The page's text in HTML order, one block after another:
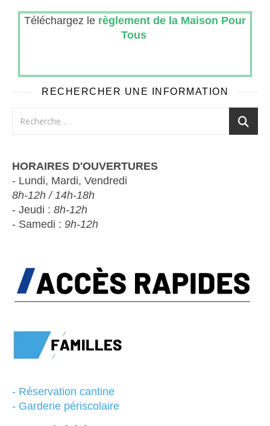
Téléchargez le règ lement de la Maison Pour
Tous
RECHERCHER UNE INFORMATION
HORAIRES D'OUVERTURES
- Lundi, Mardi, Vendredi
8h-12h / 14h-18h
- Jeudi : 8h-12h
- Samedi : 9h-12h
- Réservation cantine
- Garderie périscolaire